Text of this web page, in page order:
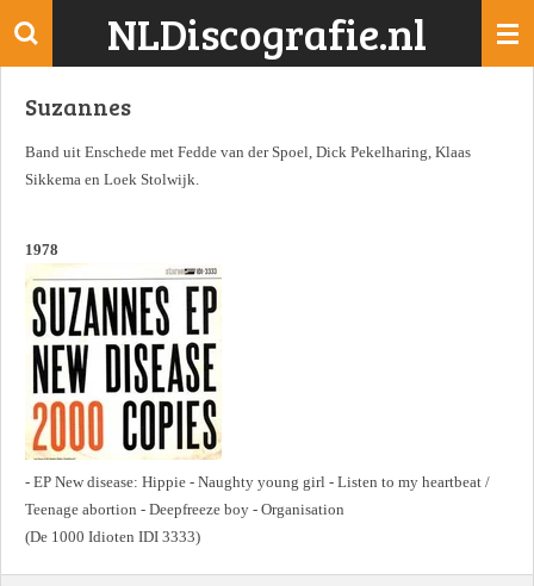
Ga
de
NLDiscografie.nl
Suzannes
Band uit Enschede met Fedde van der Spoel, Dick Pekelharing, Klaas
Sikkema en Loek Stolwijk.
1978
- EP New disease: Hippie - Naughty young girl - Listen to my heartbeat /
Teenage abortion - Deepfreeze boy - Organisation
(De 1000 Idioten IDI 3333)